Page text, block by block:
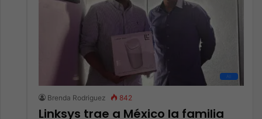
All
Brenda Rodriguez 842
Linksys trae a México la familia